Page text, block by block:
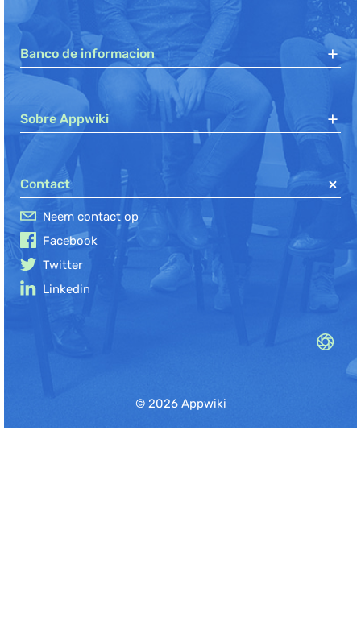
Banco de informacion
Sobre Appwiki
Contact
Neem contact op
Facebook
Twitter
Linkedin
© 2026 Appwiki